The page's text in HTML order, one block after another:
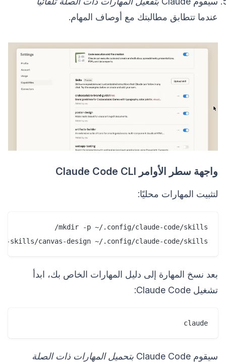
عندما تتطابق مطالبتك مع أوصاف المهام.
واجهة سطر الأوامر Claude Code CLI
لتثبيت المهارات محليًا:
skills/canvas-design ~/.config/claude-code/skills/
بعد نسخ المهارة إلى دليل المهارات الخاص بك، ابدأ
تشغيل Claude Code:
claude
سيقوم Claude Code
بتحميل المهارات ذات الصلة